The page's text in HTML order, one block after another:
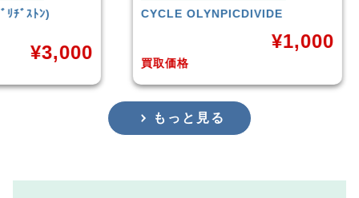
CYCLE OLYNPIC DIVIDE
買取価格
1,000 TERN
もっと見る